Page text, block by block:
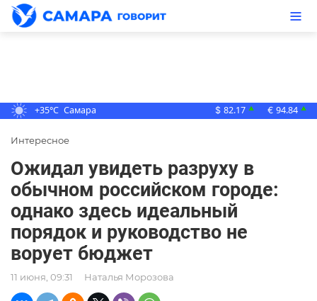
+35°C Самара $ 82.17 ▲ € 94.84 ▲
Интересное
Ожидал увидеть разруху в
обычном российском городе:
однако здесь идеальный
порядок и руководство не
ворует бюджет
11 июня, 09:31 Наталья Морозова